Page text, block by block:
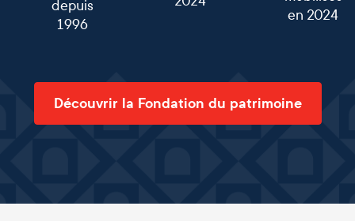
depuis
1996
en 2024
Découvrir la Fondation du patrimoine